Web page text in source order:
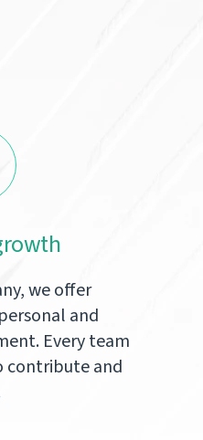
we offer
and
Every team
contribute and